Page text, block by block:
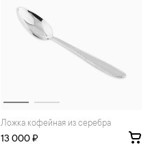
Ложка кофейная из серебра
13 000 ₽